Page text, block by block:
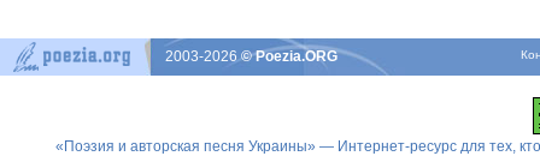
2003-2026© Poezia.ORG
«Поэзия и авторская песня Украины» — Интернет-ресурс для тех,